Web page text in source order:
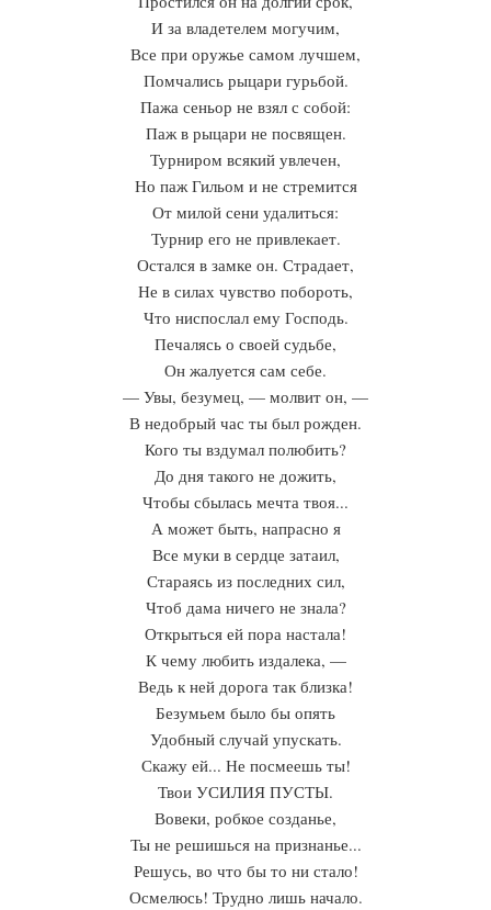
И за владетелем могучим,
Все при оружье самом лучшем,
Помчались рыцари гурьбой.
Пажа сеньор не взял с собой:
Паж в рыцари не посвящен.
Турниром всякий увлечен,
Но паж Гильом и не стремится
От милой сени удалиться:
Турнир его не привлекает.
Остался в замке он. Страдает,
Не в силах чувство побороть,
Что ниспослал ему Господь.
Печалясь о своей судьбе,
Он жалуется сам себе.
— Увы, безумец, — молвит он, —
В недобрый час ты был рожден.
Кого ты вздумал полюбить?
До дня такого не дожить,
Чтобы сбылась мечта твоя...
А может быть, напрасно я
Все муки в сердце затаил,
Стараясь из последних сил,
Чтоб дама ничего не знала?
Открыться ей пора настала!
К чему любить издалека, —
Ведь к ней дорога так близка!
Безумьем было бы опять
Удобный случай упускать.
Скажу ей... Не посмеешь ты!
Твои УСИЛИЯ ПУСТЫ.
Вовеки, робкое созданье,
Ты не решишься на признанье...
Решусь, во что бы то ни стало!
Осмелюсь! Трудно лишь начало.